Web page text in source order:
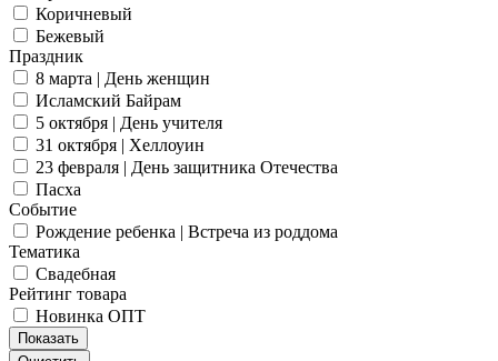
Коричневый
Бежевый
Праздник
8 марта | День женщин
Исламский Байрам
5 октября | День учителя
31 октября | Хеллоуин
23 февраля | День защитника Отечества
Пасха
Событие
Рождение ребенка | Встреча из роддома
Тематика
Свадебная
Рейтинг товара
Новинка ОПТ